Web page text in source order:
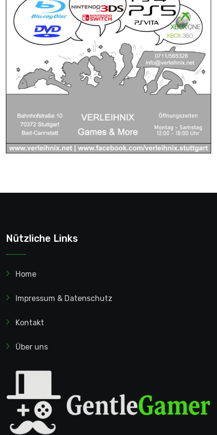
Nützliche Links
Home
Impressum & Datenschutz
Kontakt
Über uns